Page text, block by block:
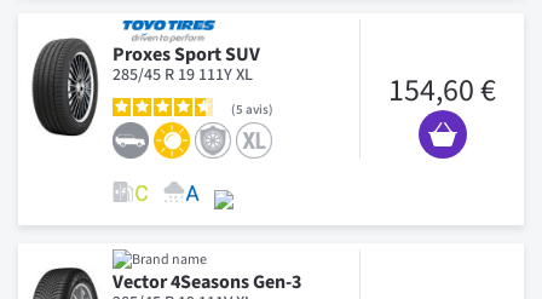
Proxes Sport SUV
285/45 R 19 111Y XL
5 avis 154,60 €
Vector 4Seasons Gen-3